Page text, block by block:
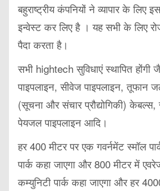
बहुराष्ट्रीय कंपनियों ने व्यापार के
इन्वेस्ट कर लिए है । यह सभी के लिए
पैदा करता है।
सभी hightech सुविधाएं स्थापित होंगी
पाइपलाइन, सीवेज पाइपलाइन, तूफान
(सूचना और संचार प्रौद्योगिकी)
पेयजल पाइपलाइन आदि।
हर 400 मीटर पर एक गवर्नमेंट स्मॉल
पार्क कहा जाएगा और 800 मीटर में
कम्युनिटी पार्क कहा जाएगा और हर